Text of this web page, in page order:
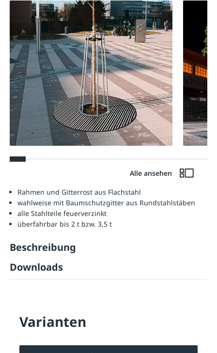
Alle ansehen
Rahmen und Gitterrost aus Flachstahl
wahlweise mit Baumschutzgitter aus Rundstahlstäben
alle Stahlteile feuerverzinkt
überfahrbar bis 2 t bzw. 3,5 t
Beschreibung
Downloads
Varianten